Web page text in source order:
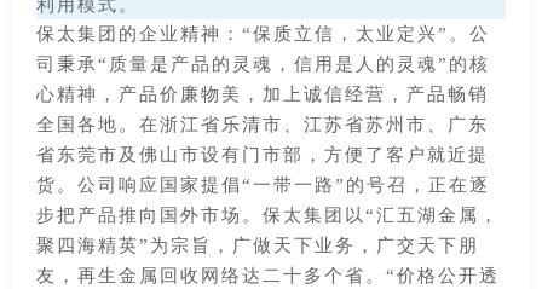
保太集团的企业精神：“保质立信，太业定兴”。公
司秉承“质量是产品的灵魂，信用是人的灵魂”的核
心精神，产品价廉物美，加上诚信经营，产品畅销
全国各地。在浙江省乐清市、江苏省苏州市、广东
省东莞市及佛山市设有门市部，方便了客户就近提
货。公司响应国家提倡“一带一路”的号召，正在逐
步把产品推向国外市场。保太集团以“汇五湖金属，
聚四海精英”为宗旨，广做天下业务，广交天下朋
友，再生金属回收网络达二十多个省。“价格公开透